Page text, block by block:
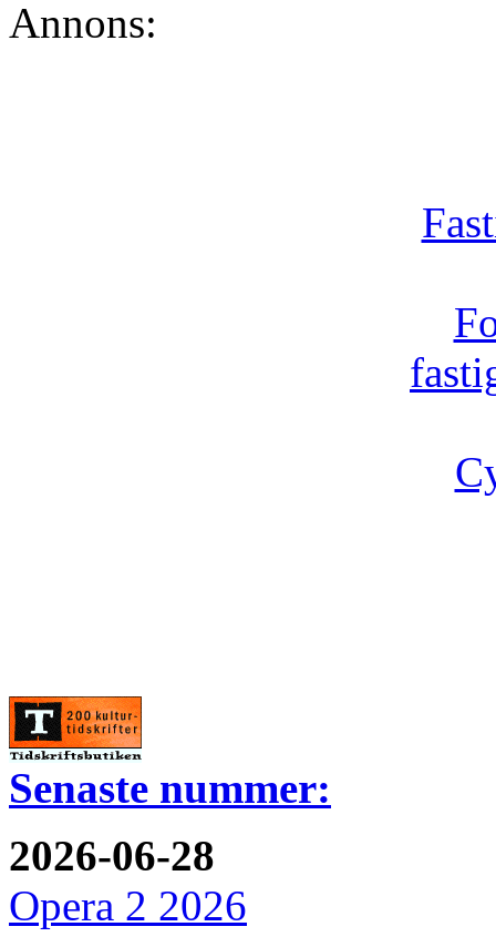
Annons:
Senaste nummer:
2026-06-28
Opera 2 2026